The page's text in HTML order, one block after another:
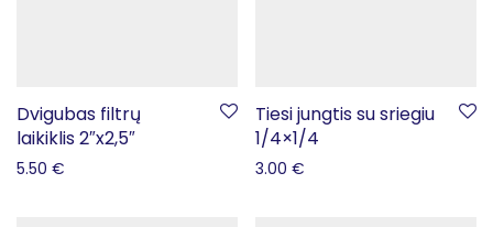
Dvigubas filtrų
laikiklis 2″x2,5″
5.50 €
Tiesi jungtis su sriegiu
1/4×1/4
3.00 €